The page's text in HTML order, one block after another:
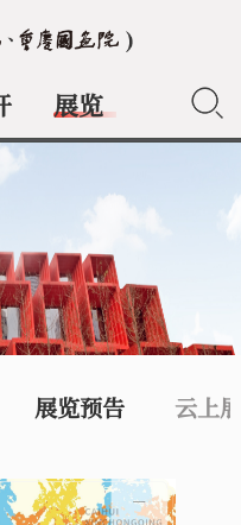
展览 典藏
展览预告 云上